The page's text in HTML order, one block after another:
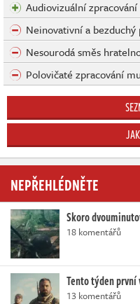
Audiovizuální zpracování
Neinovativní a
Nesourodá směs
Polovičaté zpracování
NEPŘEHLÉDNĚTE
Skoro
18 komentářů
Tento týden
13 komentářů